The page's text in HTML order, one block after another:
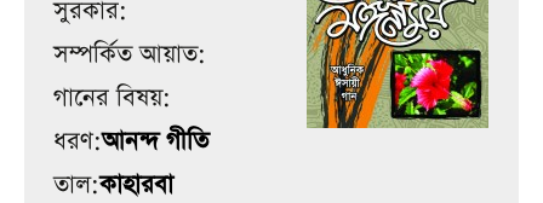
সুরকার:
সম্পর্কিত আয়াত:
গানের বিষয়:
ধরণ:আনন্দ গীতি
তাল:কাহারবা